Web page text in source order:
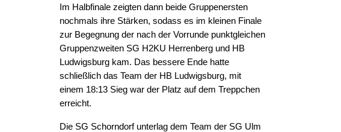
Im Halbfinale zeigten dann beide Gruppenersten
nochmals ihre Stärken, sodass es im kleinen Finale
zur Begegnung der nach der Vorrunde punktgleichen
Gruppenzweiten SG H2KU Herrenberg und HB
Ludwigsburg kam. Das bessere Ende hatte
schließlich das Team der HB Ludwigsburg, mit
einem 18:13 Sieg war der Platz auf dem Treppchen
erreicht.
Die SG Schorndorf unterlag dem Team der SG Ulm